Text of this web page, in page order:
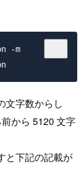
-m
字数からし
から 5120 文字
と下記の記載が